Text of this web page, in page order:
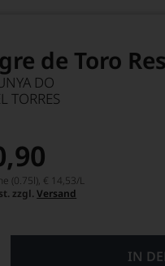
de Toro
DO
TORRES
(0.75l), € 14,53/L
zzgl.Versand
IN